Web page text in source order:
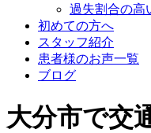
過失割合の高
初めての方へ
スタッフ紹介
患者様のお声一覧
ブログ
大分市で交